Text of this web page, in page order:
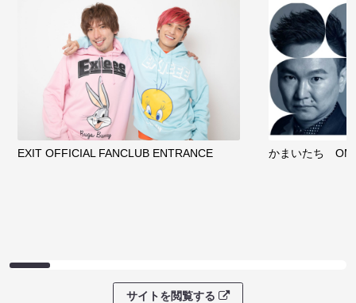
EXIT OFFICIAL FANCLUB ENTRANCE かまいたち
サイトを閲覧する